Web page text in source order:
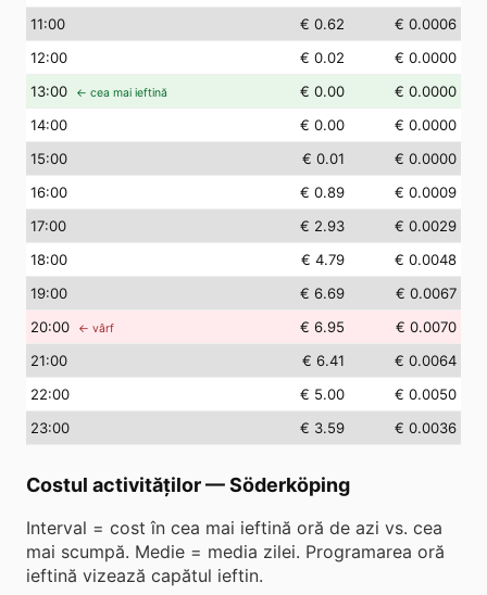
11:00 € 0.62
€ 0.0006
12:00 € 0.02
€ 0.0000
13:00 ← cea mai ieftină € 0.00
€ 0.0000
14:00 € 0.00
€ 0.0000
15:00 € 0.01
€ 0.0000
16:00 € 0.89
€ 0.0009
17:00 € 2.93
€ 0.0029
18:00 € 4.79
€ 0.0048
19:00 € 6.69
€ 0.0067
20:00 ← vârf € 6.95
€ 0.0070
21:00 € 6.41
€ 0.0064
22:00 € 5.00
€ 0.0050
23:00 € 3.59 € 0.0036
Costul activităților—Söderköping
Interval = cost în cea mai ieftină oră de azi vs. cea
mai scumpă. Medie = media zilei. Programarea oră
ieftină vizează capătul ieftin.